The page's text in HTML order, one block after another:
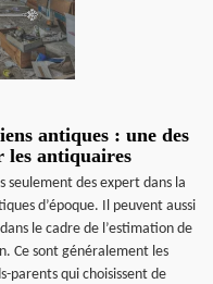
antiques : une des
les antiquaires
seulement des expert dans la
d’époque. Il peuvent aussi
le cadre de l’estimation de
Ce sont généralement les
parents qui choisissent de